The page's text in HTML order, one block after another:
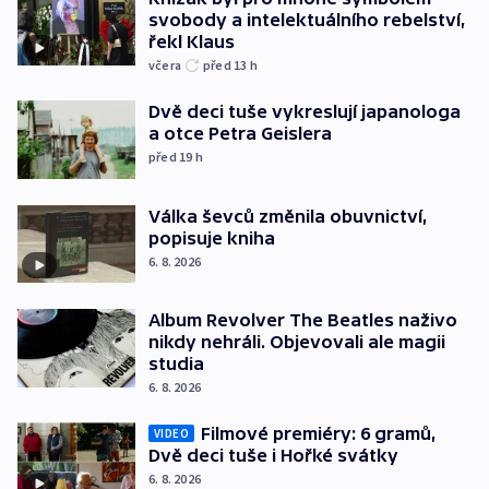
svobody a intelektuálního rebelství,
řekl Klaus
včera před 13 h
Dvě deci tuše vykreslují japanologa
a otce Petra Geislera
před 19 h
Válka ševců změnila obuvnictví,
popisuje kniha
6. 8. 2026
Album Revolver The Beatles naživo
nikdy nehráli. Objevovali ale magii
studia
6. 8. 2026
VIDEO
Filmové premiéry: 6 gramů,
Dvě deci tuše i Hořké svátky
6. 8. 2026